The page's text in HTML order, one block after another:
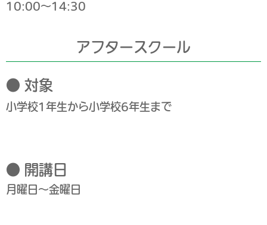
10:00～14:30
アフタースクール
● 対象
小学校1年生から小学校6年生まで
● 開講日
月曜日～金曜日